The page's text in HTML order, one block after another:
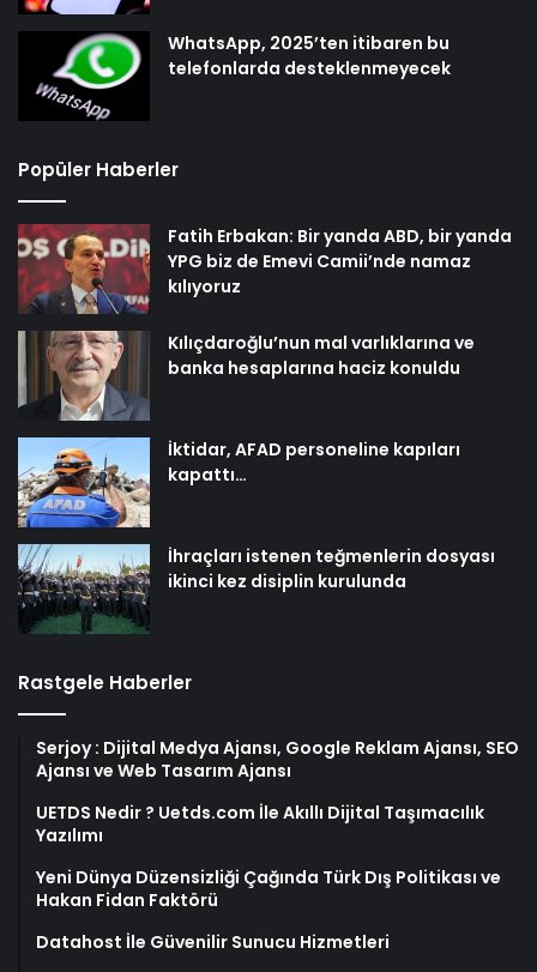
WhatsApp, 2025’ten itibaren bu
telefonlarda desteklenmeyecek
Popüler Haberler
Fatih Erbakan: Bir yanda ABD, bir yanda
YPG biz de Emevi Camii’nde namaz
kılıyoruz
Kılıçdaroğlu’nun mal varlıklarına ve
banka hesaplarına haciz konuldu
İktidar, AFAD personeline kapıları
kapattı…
İhraçları istenen teğmenlerin dosyası
ikinci kez disiplin kurulunda
Rastgele Haberler
Serjoy : Dijital Medya Ajansı, Google Reklam Ajansı, SEO
Ajansı ve Web Tasarım Ajansı
UETDS Nedir ? Uetds.com İle Akıllı Dijital Taşımacılık
Yazılımı
Yeni Dünya Düzensizliği Çağında Türk Dış Politikası ve
Hakan Fidan Faktörü
Datahost İle Güvenilir Sunucu Hizmetleri